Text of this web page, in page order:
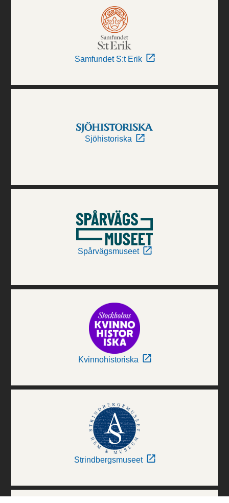
Samfundet S:t Erik
Sjöhistoriska
Spårvägsmuseet
Kvinnohistoriska
Strindbergsmuseet